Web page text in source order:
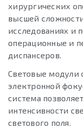
хирургических
высшей
исследованиях и
операционные и
диспансеров.
Световые модули
электронной
система
интенсивности
светового поля.